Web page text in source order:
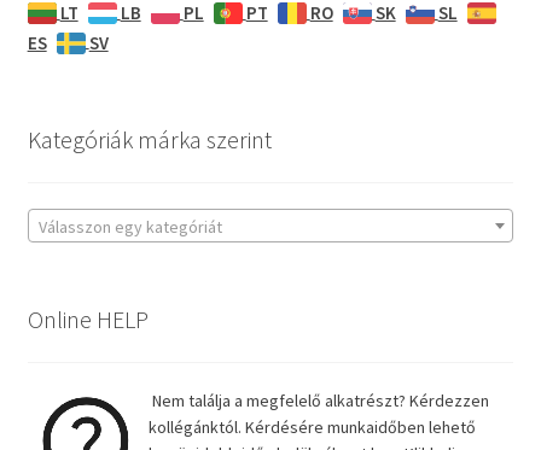
LT
LB PL PT RO SK
SL
ES
SV
Kategóriák márka szerint
Válasszon egy kategóriát
Online HELP
Nem találja a megfelelő alkatrészt? Kérdezzen
kollégánktól. Kérdésére munkaidőben lehető